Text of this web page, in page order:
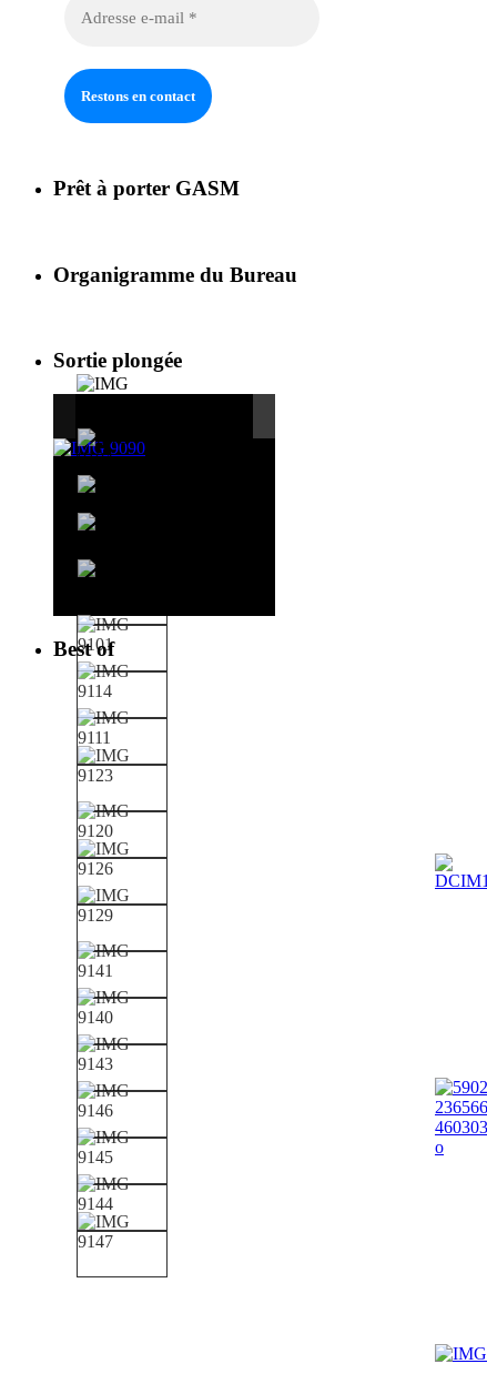
Prêt à porter GASM
Organigramme du Bureau
Sortie plongée
Best of